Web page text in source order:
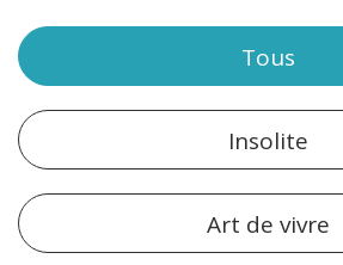
Tous
Insolite
Art de vivre